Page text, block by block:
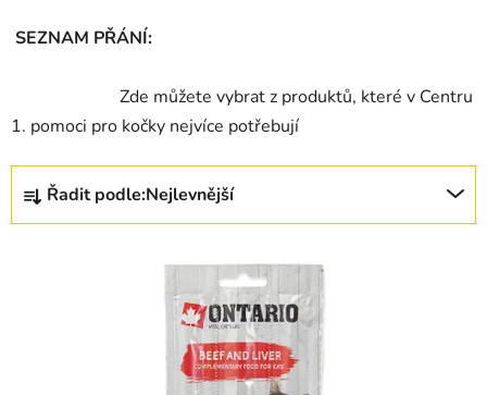
SEZNAM PŘÁNÍ:
Zde můžete vybrat z produktů, které v Centru
1. pomoci pro kočky nejvíce potřebují
Ř
z
Řadit podle:Nejlevnější